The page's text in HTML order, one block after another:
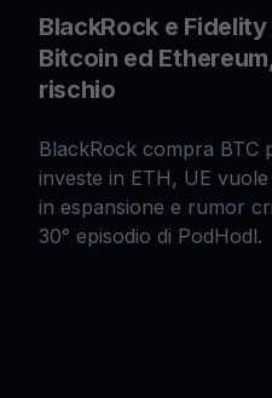
BlackRock e
Bitcoin ed
rischio
BlackRock compra BTC
investe in ETH, UE
in espansione e rumor
30° episodio di PodHodl.